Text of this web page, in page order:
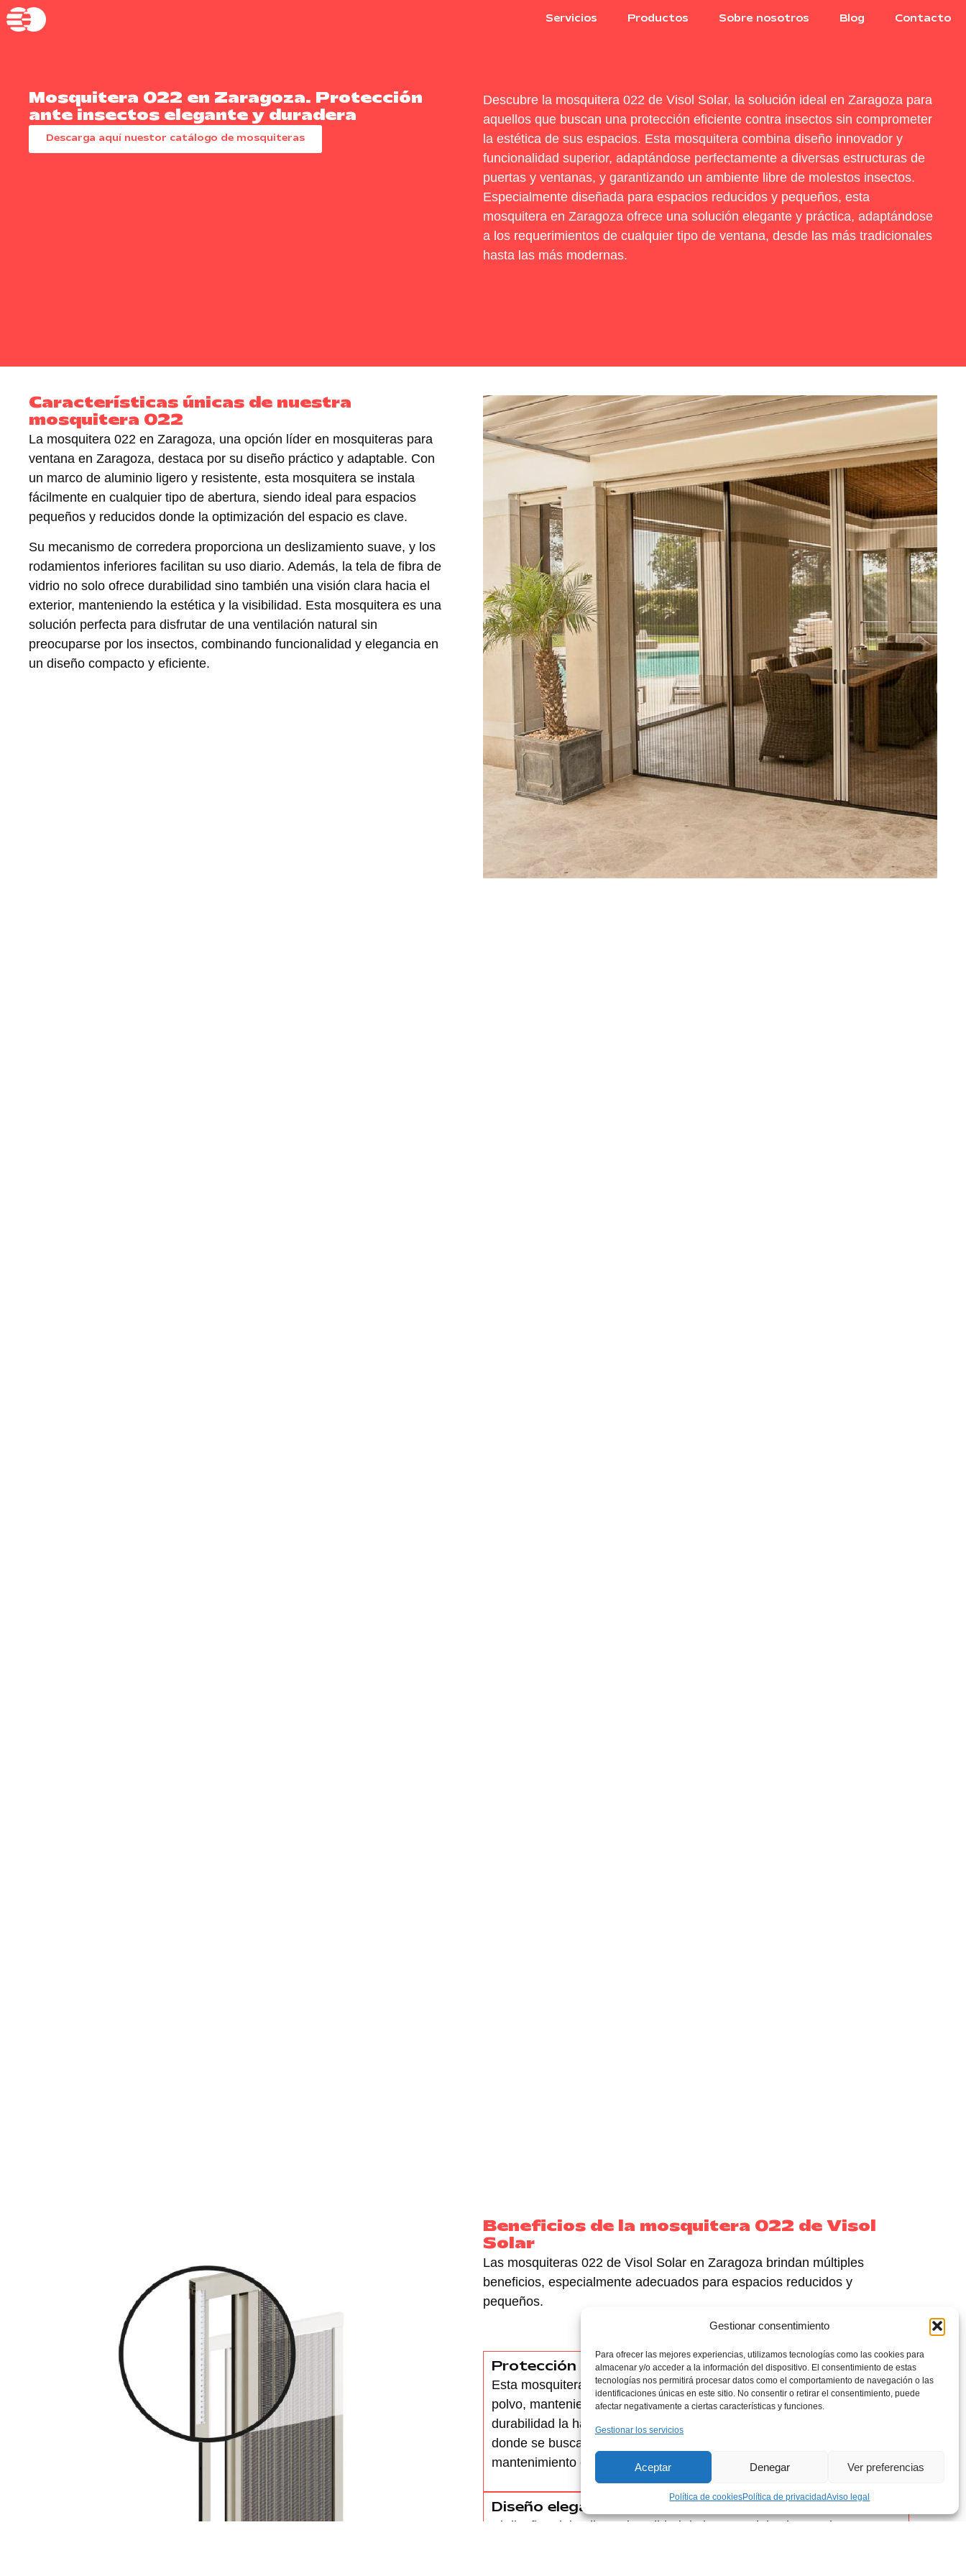
Gestionar consentimiento
Para ofrecer las mejores experiencias, utilizamos tecnologías como las cookies para
almacenar y/o acceder a la información del dispositivo. El consentimiento de estas
tecnologías nos permitirá procesar datos como el comportamiento de navegación o las
identificaciones únicas en este sitio. No consentir o retirar el consentimiento, puede
afectar negativamente a ciertas características y funciones.
Gestionar los servicios
Aceptar Denegar Ver preferencias
Política de cookiesPolítica de privacidadAviso legal
Servicios Productos Sobre nosotros Blog Contacto
Mosquitera 022 en Zaragoza. Protección
ante insectos elegante y duradera
Descarga aquí nuestor catálogo de mosquiteras
Descubre la mosquitera 022 de Visol Solar, la solución ideal en Zaragoza para
aquellos que buscan una protección eficiente contra insectos sin comprometer
la estética de sus espacios. Esta mosquitera combina diseño innovador y
funcionalidad superior, adaptándose perfectamente a diversas estructuras de
puertas y ventanas, y garantizando un ambiente libre de molestos insectos.
Especialmente diseñada para espacios reducidos y pequeños, esta
mosquitera en Zaragoza ofrece una solución elegante y práctica, adaptándose
a los requerimientos de cualquier tipo de ventana, desde las más tradicionales
hasta las más modernas.
Características únicas de nuestra
mosquitera 022
La mosquitera 022 en Zaragoza, una opción líder en mosquiteras para
ventana en Zaragoza, destaca por sudiseño práctico y adaptable. Con
un marco de aluminio ligero y resistente, esta mosquiterase instala
fácilmente en cualquier tipo de abertura, siendo ideal para espacios
pequeños y reducidos donde la optimización del espacio es clave.
Su mecanismo decorredera proporciona un deslizamiento suave, y los
rodamientos inferiores facilitan su uso diario. Además, la tela de fibra de
vidrio no solo ofrece durabilidad sino también una visión clara hacia el
exterior, manteniendo la estética y la visibilidad. Esta mosquitera es una
solución perfecta para disfrutar de una ventilación natural sin
preocuparse por los insectos, combinando funcionalidad y elegancia en
un diseño compacto y eficiente.
Beneficios de la mosquitera 022 de Visol
Solar
Las mosquiteras 022 de Visol Solar en Zaragoza brindan múltiples
beneficios, especialmente adecuados para espacios reducidos y
pequeños.
Protección y durabilidad
Esta mosquitera proporciona unabarrera efectiva contra insectos y
polvo, manteniendo tus espacios frescos y limpios. Suresistencia
durabilidad la hacen ideal para hogares y negocios en Zaragoza,
donde se busca una solución de larga duración sin necesidad de
mantenimiento constante.
Diseño elegante y funcional
El diseño minimalista y lacalidad de los materialeshacen de esta